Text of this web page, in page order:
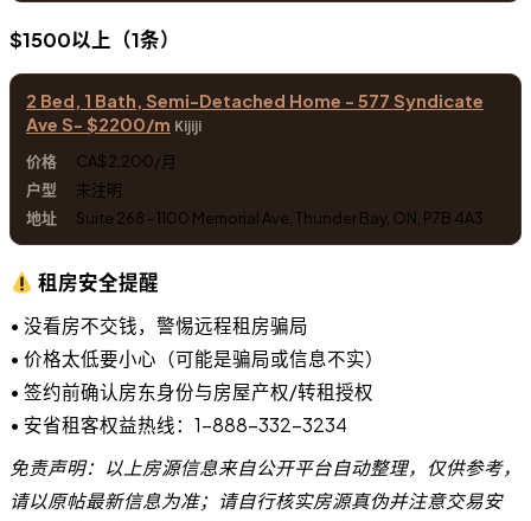
$1500以上（1条）
2 Bed, 1 Bath, Semi-Detached Home - 577 Syndicate
Ave S- $2200/m Kijiji
CA$2,200/月
未注明
Suite 268 - 1100 Memorial Ave, Thunder Bay, ON, P7B 4A3
租房安全提醒
• 没看房不交钱，警惕远程租房骗局
• 价格太低要小心（可能是骗局或信息不实）
• 签约前确认房东身份与房屋产权/转租授权
• 安省租客权益热线：1-888-332-3234
免责声明：以上房源信息来自公开平台自动整理，仅供参考，
请以原帖最新信息为准；请自行核实房源真伪并注意交易安